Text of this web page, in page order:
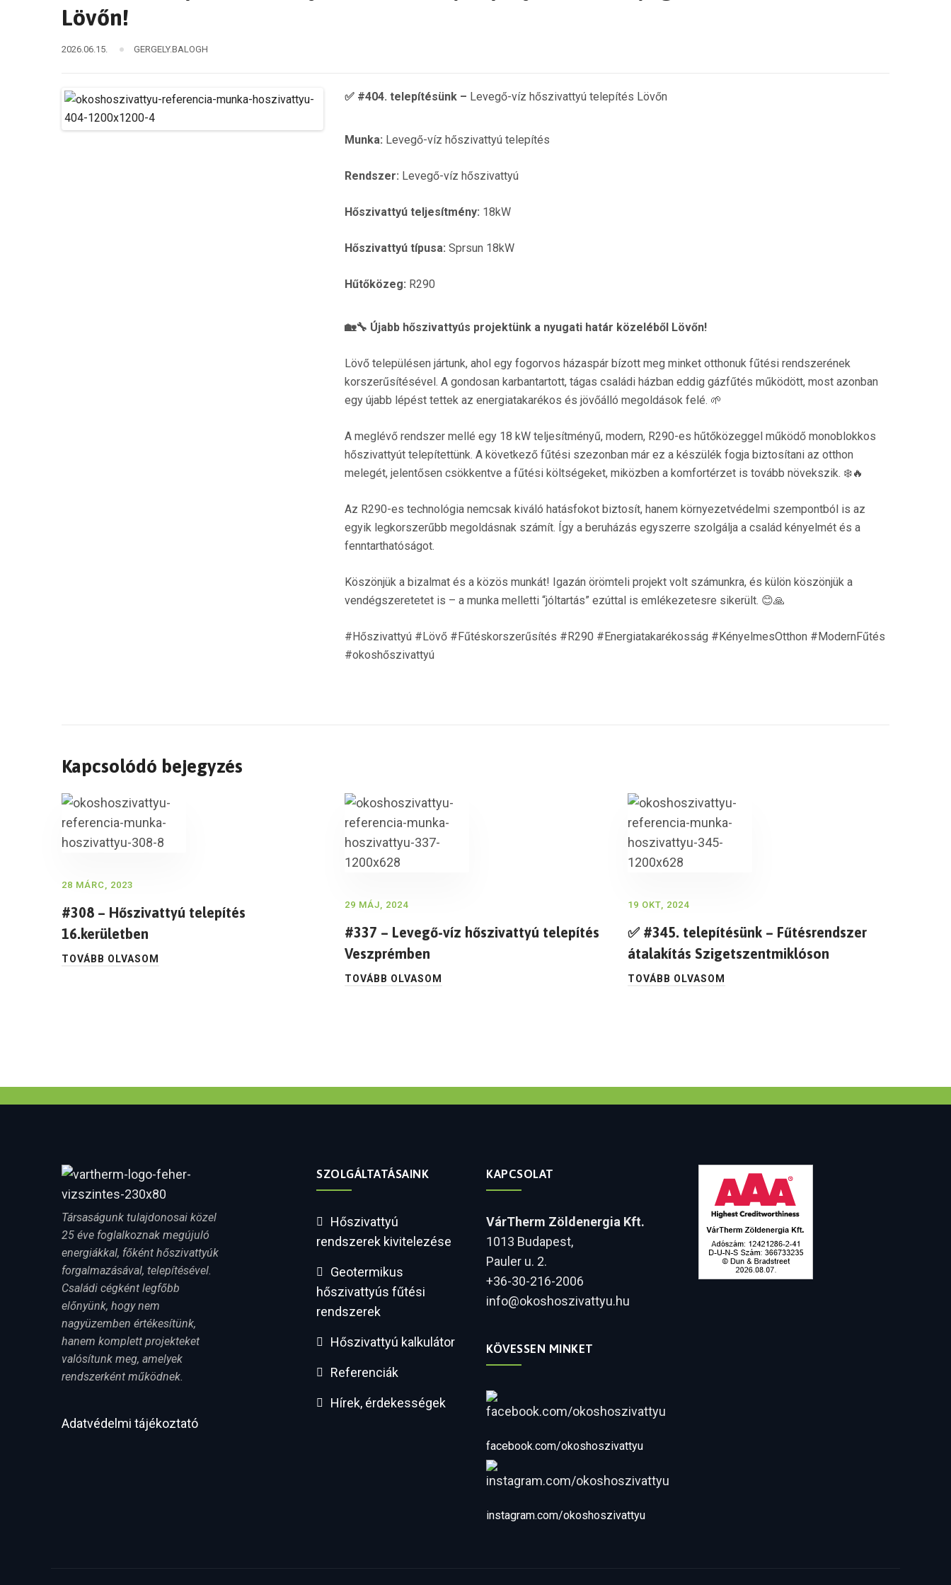
Lövőn!
2026.06.15. GERGELY.BALOGH
✅ #404. telepítésünk – Levegő-víz hőszivattyú telepítés Lövőn
Munka: Levegő-víz hőszivattyú telepítés
Rendszer: Levegő-víz hőszivattyú
Hőszivattyú teljesítmény: 18kW
Hőszivattyú típusa: Sprsun 18kW
Hűtőközeg: R290
🏡🔧 Újabb hőszivattyús projektünk a nyugati határ közeléből Lövőn!
Lövő településen jártunk, ahol egy fogorvos házaspár bízott meg minket otthonuk fűtési rendszerének
korszerűsítésével. A gondosan karbantartott, tágas családi házban eddig gázfűtés működött, most azonban
egy újabb lépést tettek az energiatakarékos és jövőálló megoldások felé. 🌱
A meglévő rendszer mellé egy 18 kW teljesítményű, modern, R290-es hűtőközeggel működő monoblokkos
hőszivattyút telepítettünk. A következő fűtési szezonban már ez a készülék fogja biztosítani az otthon
melegét, jelentősen csökkentve a fűtési költségeket, miközben a komfortérzet is tovább növekszik. ❄️🔥
Az R290-es technológia nemcsak kiváló hatásfokot biztosít, hanem környezetvédelmi szempontból is az
egyik legkorszerűbb megoldásnak számít. Így a beruházás egyszerre szolgálja a család kényelmét és a
fenntarthatóságot.
Köszönjük a bizalmat és a közös munkát! Igazán örömteli projekt volt számunkra, és külön köszönjük a
vendégszeretetet is – a munka melletti “jóltartás” ezúttal is emlékezetesre sikerült. 😊🙏
#Hőszivattyú #Lövő #Fűtéskorszerűsítés #R290 #Energiatakarékosság #KényelmesOtthon #ModernFűtés
#okoshőszivattyú
Kapcsolódó bejegyzés
28 MÁRC, 2023
#308 – Hőszivattyú telepítés
16.kerületben
TOVÁBB OLVASOM
29 MÁJ, 2024
#337 – Levegő-víz hőszivattyú telepítés
Veszprémben
TOVÁBB OLVASOM
19 OKT, 2024
✅ #345. telepítésünk – Fűtésrendszer
átalakítás Szigetszentmiklóson
TOVÁBB OLVASOM
Társaságunk tulajdonosai közel
25 éve foglalkoznak megújuló
energiákkal, főként hőszivattyúk
forgalmazásával, telepítésével.
Családi cégként legfőbb
előnyünk, hogy nem
nagyüzemben értékesítünk,
hanem komplett projekteket
valósítunk meg, amelyek
rendszerként működnek.
Adatvédelmi tájékoztató
SZOLGÁLTATÁSAINK
Hőszivattyú
rendszerek kivitelezése
Geotermikus
hőszivattyús fűtési
rendszerek
Hőszivattyú kalkulátor
Referenciák
Hírek, érdekességek
KAPCSOLAT
VárTherm Zöldenergia Kft.
1013 Budapest,
Pauler u. 2.
+36-30-216-2006
info@okoshoszivattyu.hu
KÖVESSEN MINKET
facebook.com/okoshoszivattyu
instagram.com/okoshoszivattyu